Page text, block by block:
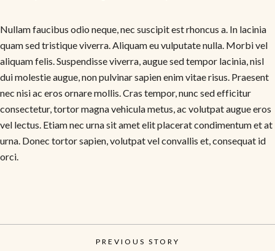
Nullam faucibus odio neque, nec suscipit est rhoncus a. In lacinia
quam sed tristique viverra. Aliquam eu vulputate nulla. Morbi vel
aliquam felis. Suspendisse viverra, augue sed tempor lacinia, nisl
dui molestie augue, non pulvinar sapien enim vitae risus. Praesent
nec nisi ac eros ornare mollis. Cras tempor, nunc sed efficitur
consectetur, tortor magna vehicula metus, ac volutpat augue eros
vel lectus. Etiam nec urna sit amet elit placerat condimentum et at
urna. Donec tortor sapien, volutpat vel convallis et, consequat id
orci.
PREVIOUS STORY